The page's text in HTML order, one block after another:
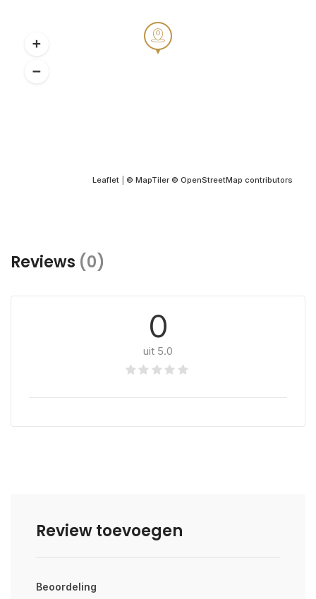
Leaflet © MapTiler © OpenStreetMap contributors
Reviews (0)
0
uit 5.0
Review toevoegen
Beoordeling